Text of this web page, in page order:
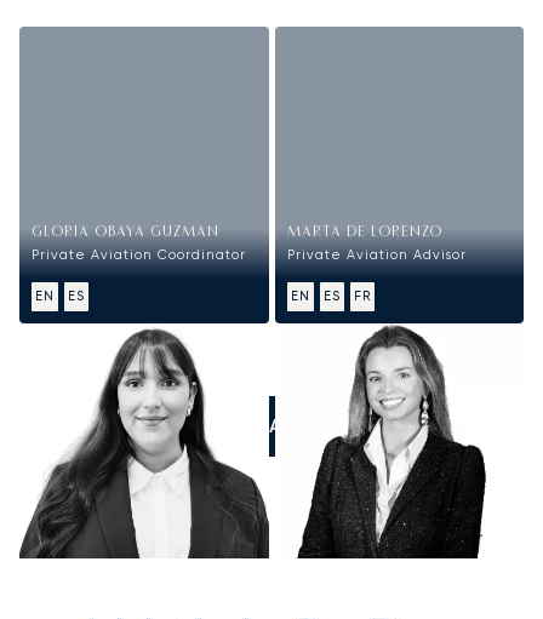
GLORIA OBAYA GUZMAN
Private Aviation Coordinator
EN ES
MARTA DE LORENZO
Private Aviation Advisor
EN ES FR
LLÁMANOS